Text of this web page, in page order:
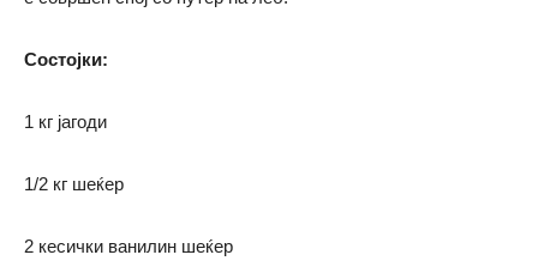
Состојки:
1 кг јагоди
1/2 кг шеќер
2 кесички ванилин шеќер